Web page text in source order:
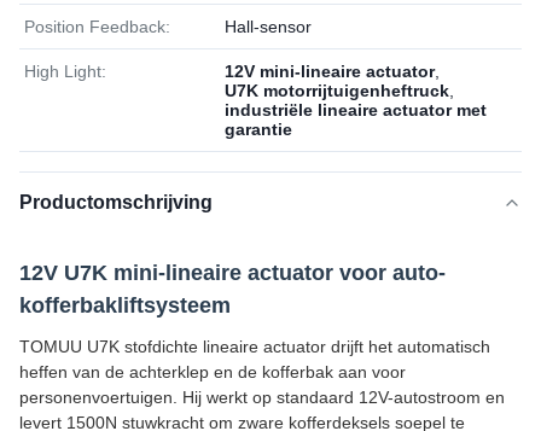
Position Feedback: Hall-sensor
High Light: 12V mini-lineaire actuator,
U7K motorrijtuigenheftruck
industriële lineaire actuator met
garantie
Productomschrijving
12V U7K mini-lineaire actuator voor auto-
kofferbakliftsysteem
TOMUU U7K stofdichte lineaire actuator drijft het automatisch
heffen van de achterklep en de kofferbak aan voor
personenvoertuigen. Hij werkt op standaard 12V-autostroom en
levert 1500N stuwkracht om zware kofferdeksels soepel te